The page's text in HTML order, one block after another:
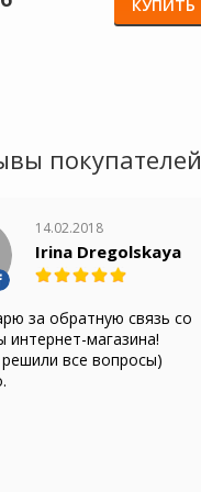
КУПИТЬ
покупателей
14.02.2018
Irina Dregolskaya
за обратную связь со
интернет-магазина!
все вопросы)